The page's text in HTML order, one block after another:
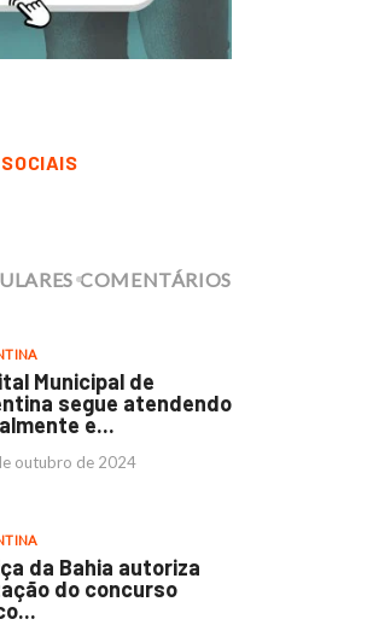
CORRENTINA
Correntina segue
atendendo
COMENTÁRIOS
Municipal de
segue atendendo
e...
outubro de 2024
da Bahia autoriza
do concurso